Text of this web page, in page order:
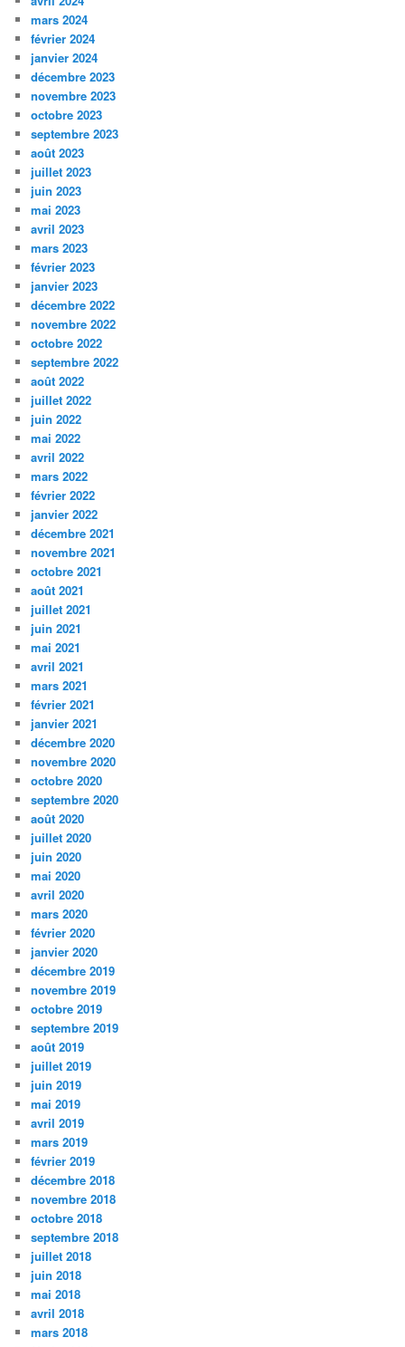
mars 2024
février 2024
janvier 2024
décembre 2023
novembre 2023
octobre 2023
septembre 2023
août 2023
juillet 2023
juin 2023
mai 2023
avril 2023
mars 2023
février 2023
janvier 2023
décembre 2022
novembre 2022
octobre 2022
septembre 2022
août 2022
juillet 2022
juin 2022
mai 2022
avril 2022
mars 2022
février 2022
janvier 2022
décembre 2021
novembre 2021
octobre 2021
août 2021
juillet 2021
juin 2021
mai 2021
avril 2021
mars 2021
février 2021
janvier 2021
décembre 2020
novembre 2020
octobre 2020
septembre 2020
août 2020
juillet 2020
juin 2020
mai 2020
avril 2020
mars 2020
février 2020
janvier 2020
décembre 2019
novembre 2019
octobre 2019
septembre 2019
août 2019
juillet 2019
juin 2019
mai 2019
avril 2019
mars 2019
février 2019
décembre 2018
novembre 2018
octobre 2018
septembre 2018
juillet 2018
juin 2018
mai 2018
avril 2018
mars 2018